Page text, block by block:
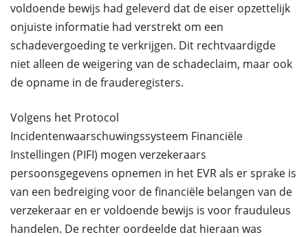
voldoende bewijs had geleverd dat de eiser opzettelijk
onjuiste informatie had verstrekt om een
schadevergoeding te verkrijgen. Dit rechtvaardigde
niet alleen de weigering van de schadeclaim, maar ook
de opname in de frauderegisters.
Volgens het Protocol
Incidentenwaarschuwingssysteem Financiële
Instellingen (PIFI) mogen verzekeraars
persoonsgegevens opnemen in het EVR als er sprake is
van een bedreiging voor de financiële belangen van de
verzekeraar en er voldoende bewijs is voor frauduleus
handelen. De rechter oordeelde dat hieraan was